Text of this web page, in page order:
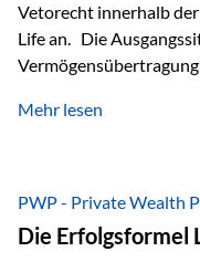
Vetorecht innerhalb
Life an. Die
der steuerliche
strukturierte,
Kontrolle vollständig
Abschmelzung mit
Mehr lesen
PWP - Private Wealth
Die Erfolgsformel